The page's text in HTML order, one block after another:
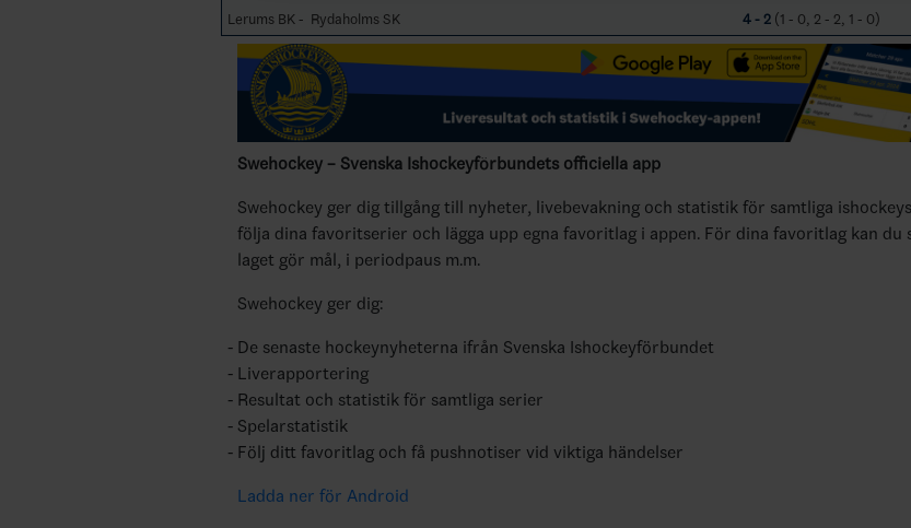
Lerums BK - Rydaholms SK
4 - 2(1 - 0, 2 - 2, 1 - 0)
Swehockey – Svenska Ishockeyförbundets officiella app
Swehockey ger dig tillgång till nyheter, livebevakning och statistik för samtliga
följa dina favoritserier och lägga upp egna favoritlag i appen. För dina favoritlag kan du
laget gör mål, i periodpaus m.m.
Swehockey ger dig:
De senaste hockeynyheterna ifrån Svenska Ishockeyförbundet
Liverapportering
Resultat och statistik för samtliga serier
Spelarstatistik
Följ ditt favoritlag och få pushnotiser vid viktiga händelser
Ladda ner för Android